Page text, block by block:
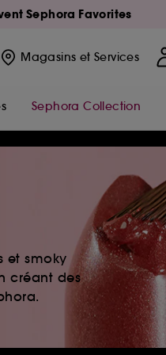
Sephora Favorites
Magasins et Services
Sephora Collection
et smoky
créant des